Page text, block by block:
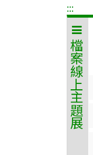
:::
檔案線上主題展